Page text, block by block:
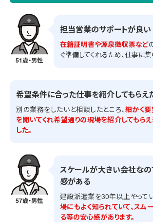
51歳・男性
担当営業のサポートが良い
在籍証明書や源泉徴収票など
ぐ準備してくれるため、仕事に集
希望条件に合った仕事を紹介してもらえ
別の業務をしたいと相談したところ、 細かく要
を聞いてくれ希望通りの現場を紹介してもらえ
した。
57歳・男性
スケールが大きい会社なの
感がある
建設派遣業を30年以上やって
場にもよく知られていて、ス
る等の安心感があります。